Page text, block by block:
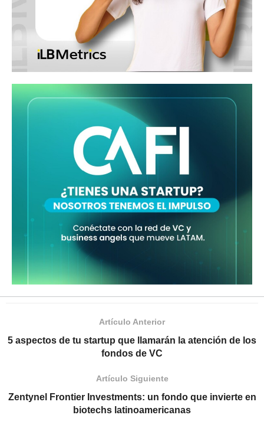
Artículo Anterior
5 aspectos de tu startup que llamarán la atención de los
fondos de VC
Artículo Siguiente
Zentynel Frontier Investments: un fondo que invierte en
biotechs latinoamericanas